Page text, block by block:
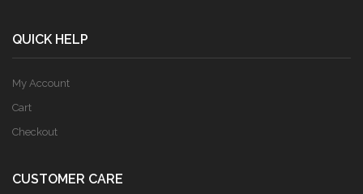
QUICK HELP
My Account
Cart
Checkout
CUSTOMER CARE